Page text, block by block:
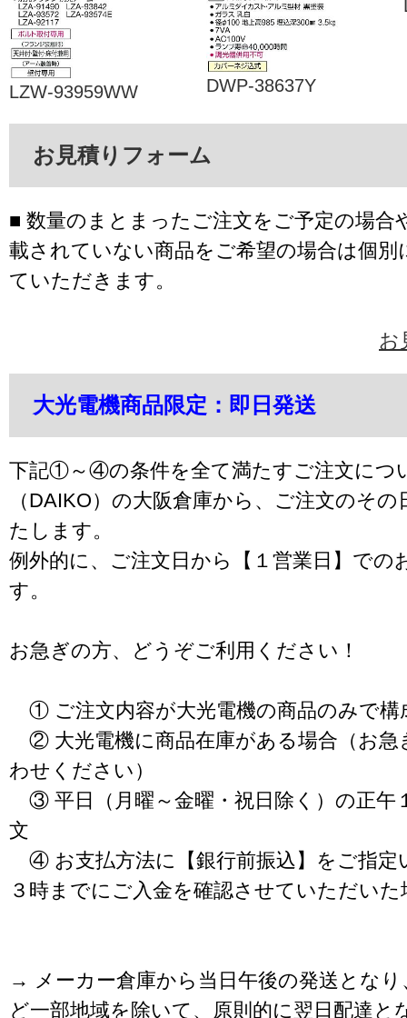
LZW-93959WW DWP-38637Y
お見積りフォーム
■ 数量のまとまったご注文をご予定の場合
載されていない商品をご希望の場合は個別
ていただきます。
お
大光電機商品限定：即日発送
下記①～④の条件を全て満たすご注文につ
（DAIKO）の大阪倉庫から、ご注文のそ
たします。
例外的に、ご注文日から【１営業日】での
す。
お急ぎの方、どうぞご利用ください！
① ご注文内容が大光電機の商品のみで構
② 大光電機に商品在庫がある場合（お急
わせください）
③ 平日（月曜～金曜・祝日除く）の正午
文
④ お支払方法に【銀行前振込】をご指定
３時までにご入金を確認させていただいた
→ メーカー倉庫から当日午後の発送となり
ど一部地域を除いて、原則的に翌日配達と